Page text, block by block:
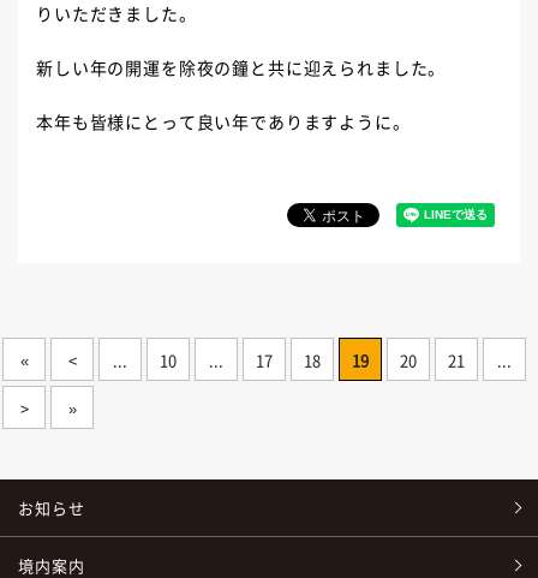
りいただきました。
新しい年の開運を除夜の鐘と共に迎えられました。
本年も皆様にとって良い年でありますように。
« < ... 10 ... 17 18 19 20 21 ...
> »
お知らせ
境内案内